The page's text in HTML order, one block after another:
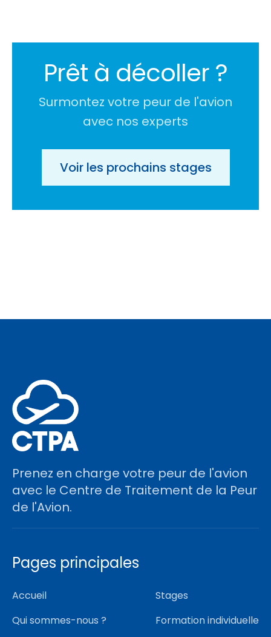
Prêt à décoller ?
Surmontez votre peur de l'avion
avec nos experts
Voir les prochains stages
Prenez en charge votre peur de l'avion
avec le Centre de Traitement de la Peur
de l'Avion.
Pages principales
Accueil
Qui sommes-nous ?
Stages
Formation individuelle